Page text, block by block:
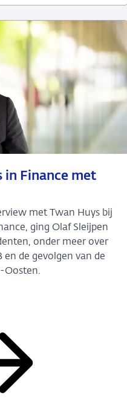
in Finance met
met Twan Huys bij
ging Olaf Sleijpen
onder meer over
en de gevolgen van de
Oosten.